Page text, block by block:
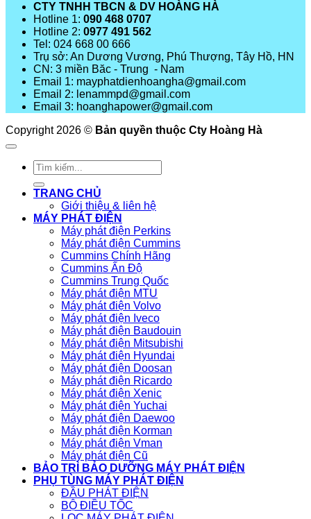
CTY TNHH TBCN & DV HOÀNG HÀ
Hotline 1: 090 468 0707
Hotline 2: 0977 491 562
Tel: 024 668 00 666
Trụ sở: An Dương Vương, Phú Thượng, Tây Hồ, HN
CN: 3 miền Băc - Trung - Nam
Email 1: mayphatdienhoangha@gmail.com
Email 2: lenammpd@gmail.com
Email 3: hoanghapower@gmail.com
Copyright 2026 © Bản quyền thuộc Cty Hoàng Hà
Tìm
kiếm:
TRANG CHỦ
Giới thiệu & liên hệ
MÁY PHÁT ĐIỆN
Máy phát điện Perkins
Máy phát điện Cummins
Cummins Chính Hãng
Cummins Ấn Độ
Cummins Trung Quốc
Máy phát điện MTU
Máy phát điện Volvo
Máy phát điện Iveco
Máy phát điện Baudouin
Máy phát điện Mitsubishi
Máy phát điện Hyundai
Máy phát điện Doosan
Máy phát điện Ricardo
Máy phát điện Xenic
Máy phát điện Yuchai
Máy phát điện Daewoo
Máy phát điện Korman
Máy phát điện Vman
Máy phát điện Cũ
BẢO TRÌ BẢO DƯỠNG MÁY PHÁT ĐIỆN
PHỤ TÙNG MÁY PHÁT ĐIỆN
ĐẦU PHÁT ĐIỆN
BỘ ĐIỀU TỐC